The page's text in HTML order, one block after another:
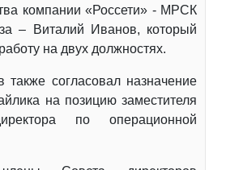
компании «Россети» - МРСК
– Виталий Иванов, который
на двух должностях.
также согласовал назначение
на позицию заместителя
по операционной